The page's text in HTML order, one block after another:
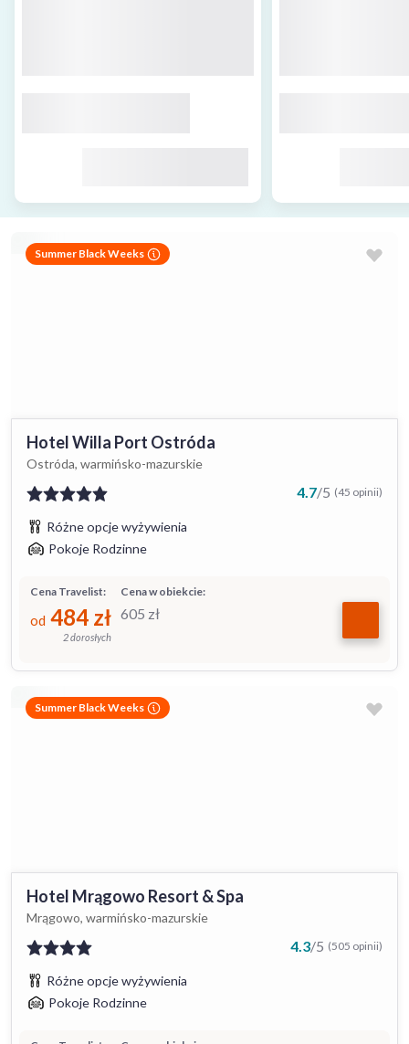
Summer Black Weeks
Hotel Willa Port Ostróda
Ostróda, warmińsko-mazurskie
4.7/5 (45 opinii)
Różne opcje wyżywienia
Pokoje Rodzinne
Cena w obiekcie:
605 zł
Cena Travelist:
od 484 zł
2 dorosłych
Summer Black Weeks
Hotel Mrągowo Resort & Spa
Mrągowo, warmińsko-mazurskie
4.3/5 (505 opinii)
Różne opcje wyżywienia
Pokoje Rodzinne